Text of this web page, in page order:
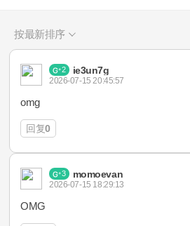
按最新排序
2 ie3un7g
2026-07-15 20:45:57
omg
回复0
3 momoevan
2026-07-15 18:29:13
OMG